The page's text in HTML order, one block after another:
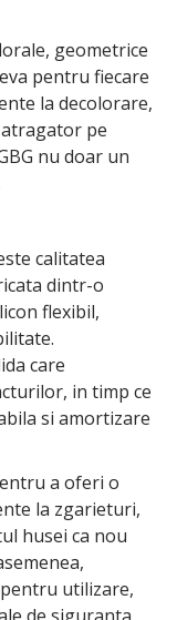
geometrice
pentru fiecare
la decolorare,
pe
nu doar un
calitatea
dintr-o
flexibil,
care
in timp ce
si amortizare
a oferi o
la zgarieturi,
husei ca nou
utilizare,